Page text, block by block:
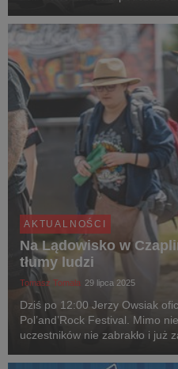
AKTUALNOŚCI
Na Lądowisko w
tłumy ludzi
Tomasz Tomala 29 lipca 2025
Dziś po 12:00 Jerzy Owsiak
Pol’and’Rock Festival. Mimo
uczestników nie zabrakło i już